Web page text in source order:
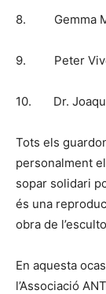
8. Gemma
9. Peter
10. Dr.
Tots els
personalment
sopar solidari
és una
obra de
En aquesta
l’Associació